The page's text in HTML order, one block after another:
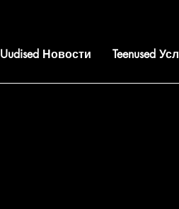
Uudised Новости Teenused